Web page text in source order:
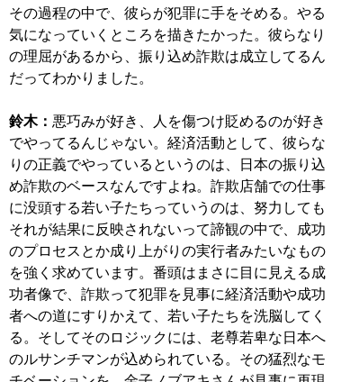
その過程の中で、彼らが犯罪に手をそめる。やる
気になっていくところを描きたかった。彼らなり
の理屈があるから、振り込め詐欺は成立してるん
だってわかりました。
鈴木： 悪巧みが好き、人を傷つけ貶めるのが好き
でやってるんじゃない。経済活動として、彼らな
りの正義でやっているというのは、日本の振り込
め詐欺のベースなんですよね。詐欺店舗での仕事
に没頭する若い子たちっていうのは、努力しても
それが結果に反映されないって諦観の中で、成功
のプロセスとか成り上がりの実行者みたいなもの
を強く求めています。番頭はまさに目に見える成
功者像で、詐欺って犯罪を見事に経済活動や成功
者への道にすりかえて、若い子たちを洗脳してく
る。そしてそのロジックには、老尊若卑な日本へ
のルサンチマンが込められている。その猛烈なモ